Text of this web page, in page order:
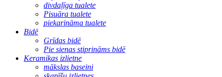
divdaļīga tualete
Pisuāra tualete
piekarināma tualete
Bidē
Grīdas bidē
Pie sienas stiprināms bidē
Keramikas izlietne
mākslas baseini